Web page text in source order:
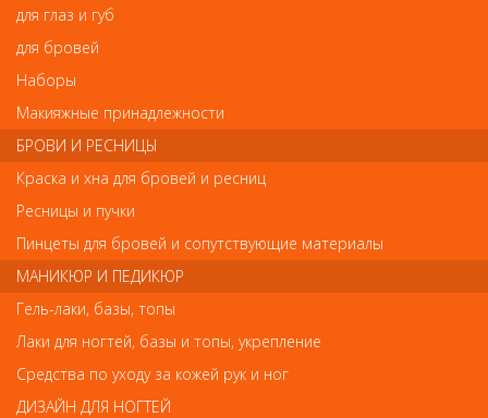
Ваш отзыв станет первым
Напишите свой отзыв
Комментарий
Имя
Код
для глаз и губ
для бровей
Наборы
Макияжные принадлежности
БРОВИ И РЕСНИЦЫ
Краска и хна для бровей и ресниц
Ресницы и пучки
Пинцеты для бровей и сопутствующие материалы
МАНИКЮР И ПЕДИКЮР
Гель-лаки, базы, топы
Лаки для ногтей, базы и топы, укрепление
Средства по уходу за кожей рук и ног
ДИЗАЙН ДЛЯ НОГТЕЙ